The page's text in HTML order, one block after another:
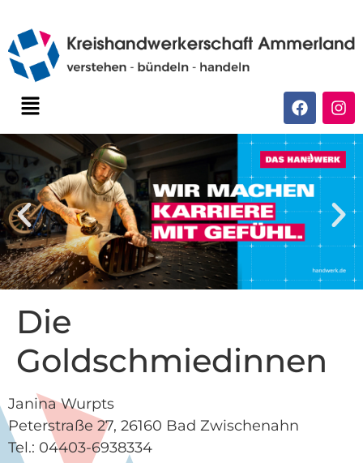
Die
Goldschmiedinnen
Janina Wurpts
Peterstraße 27, 26160 Bad Zwischenahn
Tel.: 04403-6938334